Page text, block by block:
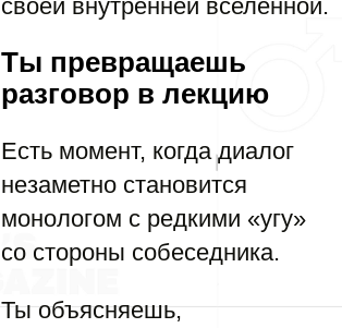
своей внутренней вселенной.
Ты превращаешь
разговор в лекцию
Есть момент, когда диалог
незаметно становится
монологом с редкими «угу»
со стороны собеседника.
Ты объясняешь,